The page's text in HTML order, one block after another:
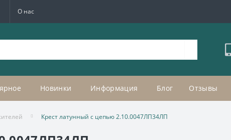
О нас
Новинки Информация Блог Отзывы
Крест латунный с цепью 2.10.0047ЛП34ЛП